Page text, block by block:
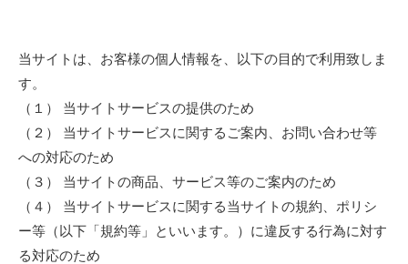
当サイトは、お客様の個人情報を、以下の目的で利用致しま
す。
（１） 当サイトサービスの提供のため
（２） 当サイトサービスに関するご案内、お問い合わせ等
への対応のため
（３） 当サイトの商品、サービス等のご案内のため
（４） 当サイトサービスに関する当サイトの規約、ポリシ
ー等（以下「規約等」といいます。）に違反する行為に対す
る対応のため